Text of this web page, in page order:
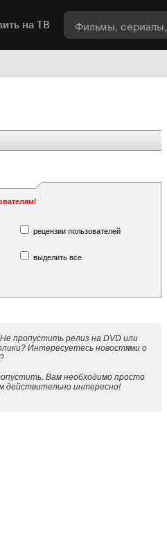
на ТВ
рецензии пользователей
выделить все
пропустить релиз на DVD или
Интересуетесь новостями о
Вам необходимо просто
действительно интересно!